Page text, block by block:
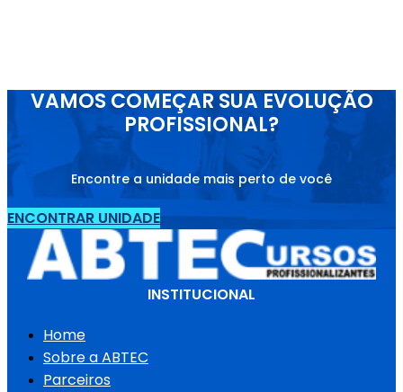
VAMOS COMEÇAR SUA EVOLUÇÃO
PROFISSIONAL?
Encontre a unidade mais perto de você
ENCONTRAR UNIDADE
INSTITUCIONAL
Home
Sobre a ABTEC
Parceiros